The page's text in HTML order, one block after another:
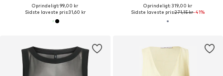
Oprindeligt: 99,00 kr
Sidste laveste pris:31,60 kr
Oprindeligt: 319,00 kr
Sidste laveste pris:271,15 kr-41%